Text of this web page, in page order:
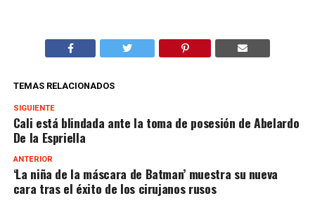
TEMAS RELACIONADOS
SIGUIENTE
Cali está blindada ante la toma de posesión de Abelardo
De la Espriella
ANTERIOR
‘La niña de la máscara de Batman’ muestra su nueva
cara tras el éxito de los cirujanos rusos